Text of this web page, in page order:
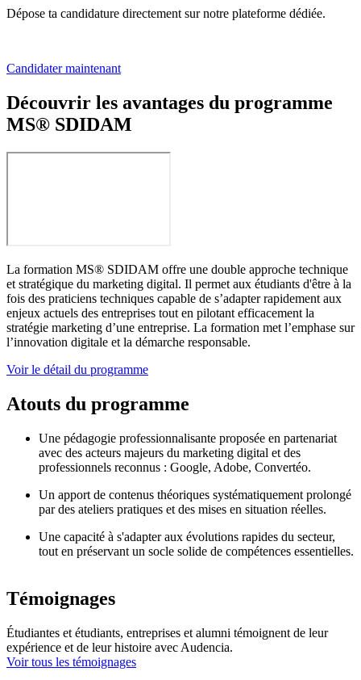
Dépose ta candidature directement sur notre plateforme dédiée.
Candidater maintenant
Découvrir les avantages du programme
MS® SDIDAM
La formation MS® SDIDAM offre une double approche technique
et stratégique du marketing digital. Il permet aux étudiants d'être à la
fois des praticiens techniques capable de s’adapter rapidement aux
enjeux actuels des entreprises tout en pilotant efficacement la
stratégie marketing d’une entreprise. La formation met l’emphase sur
l’innovation digitale et la démarche responsable.
Voir le détail du programme
Atouts du programme
Une pédagogie professionnalisante proposée en partenariat
avec des acteurs majeurs du marketing digital et des
professionnels reconnus : Google, Adobe, Convertéo.
Un apport de contenus théoriques systématiquement prolongé
par des ateliers pratiques et des mises en situation réelles.
Une capacité à s'adapter aux évolutions rapides du secteur,
tout en préservant un socle solide de compétences essentielles.
Témoignages
Étudiantes et étudiants, entreprises et alumni témoignent de leur
expérience et de leur histoire avec Audencia.
Voir tous les témoignages